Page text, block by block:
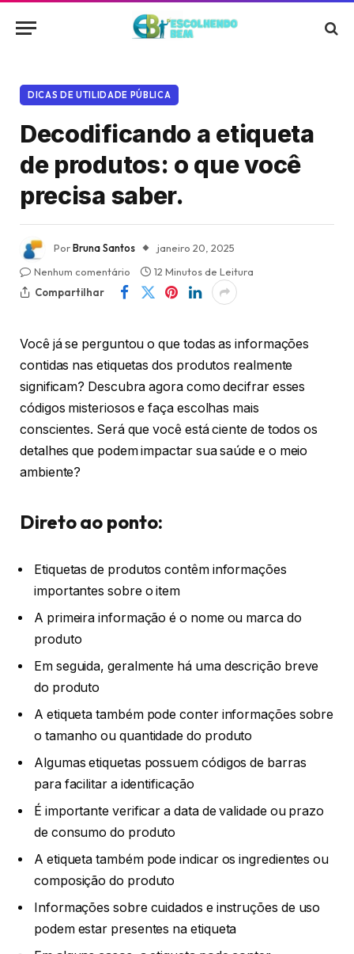
DICAS DE UTILIDADE PÚBLICA
Decodificando a etiqueta
de produtos: o que você
precisa saber.
PorBruna Santos
janeiro 20, 2025
Nenhum comentário
12 Minutos de Leitura
Compartilhar
Você já se perguntou o que todas as informações
contidas nas etiquetas dos produtos realmente
significam? Descubra agora como decifrar esses
códigos misteriosos e faça escolhas mais
conscientes. Será que você está ciente de todos os
detalhes que podem impactar sua saúde e o meio
ambiente?
Direto ao ponto:
Etiquetas de produtos contêm informações
importantes sobre o item
A primeira informação é o nome ou marca do
produto
Em seguida, geralmente há uma descrição breve
do produto
A etiqueta também pode conter informações sobre
o tamanho ou quantidade do produto
Algumas etiquetas possuem códigos de barras
para facilitar a identificação
É importante verificar a data de validade ou prazo
de consumo do produto
A etiqueta também pode indicar os ingredientes ou
composição do produto
Informações sobre cuidados e instruções de uso
podem estar presentes na etiqueta